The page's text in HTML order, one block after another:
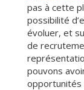
pas à cette
possibilité
évoluer, et
de
pouvons
opportunités